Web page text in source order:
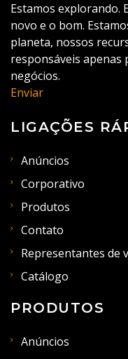
Estamos explorando.
novo e o bom.
planeta, nossos
responsáveis
negócios.
Enviar
LIGAÇÕES
Anúncios
Corporativo
Produtos
Contato
Representantes de
Catálogo
PRODUTOS
Anúncios